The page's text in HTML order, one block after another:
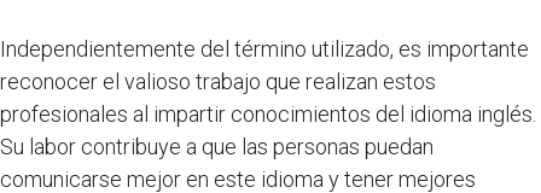
Independientemente del término utilizado, es importante
reconocer el valioso trabajo que realizan estos
profesionales al impartir conocimientos del idioma inglés.
Su labor contribuye a que las personas puedan
comunicarse mejor en este idioma y tener mejores